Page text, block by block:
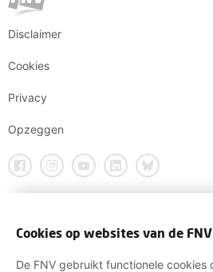
Disclaimer
Cookies
Privacy
Opzeggen
Cookies op websites van de FNV
De FNV gebruikt functionele cookies